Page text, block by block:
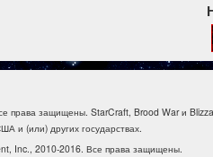
права защищены. StarCraft, Brood War и
и (или) других государствах.
Inc., 2010-2016. Все права защищены.